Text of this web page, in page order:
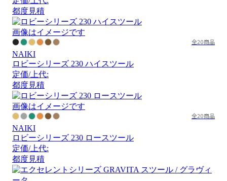
都度見積
画像はイメージです
全20商品
NAIKI
ロビーシリーズ 230 ハイスツール
定価/上代:
都度見積
画像はイメージです
全20商品
NAIKI
ロビーシリーズ 230 ロースツール
定価/上代:
都度見積